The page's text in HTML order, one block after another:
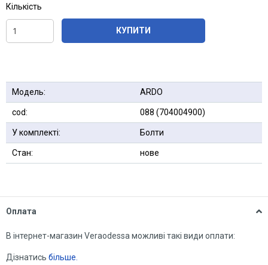
Кількість
КУПИТИ
Модель: ARDO
сod: 088 (704004900)
У комплекті: Болти
Стан: нове
Оплата
В інтернет-магазин Veraodessa можливі такі види оплати:
Дізнатись більше.